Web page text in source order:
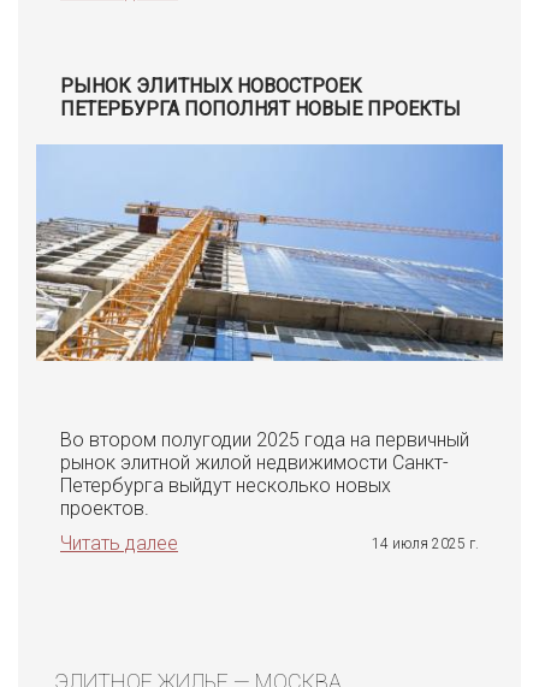
РЫНОК ЭЛИТНЫХ НОВОСТРОЕК
ПЕТЕРБУРГА ПОПОЛНЯТ НОВЫЕ ПРОЕКТЫ
Во втором полугодии 2025 года на первичный
рынок элитной жилой недвижимости Санкт-
Петербурга выйдут несколько новых
проектов.
Читать далее
14 июля 2025 г.
ЭЛИТНОЕ ЖИЛЬЕ — МОСКВА